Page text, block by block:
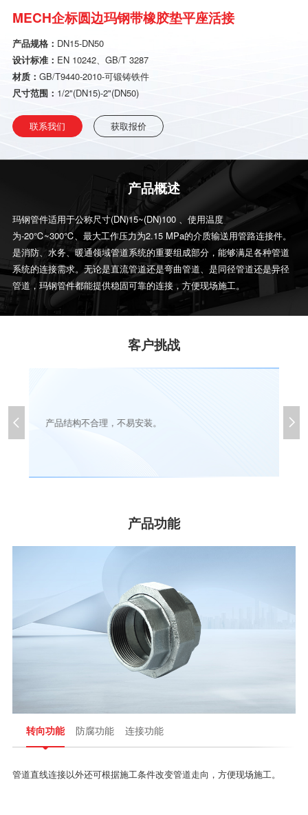
MECH企标圆边玛钢带橡胶垫平座活接
产品规格： DN15-DN50
设计标准： EN 10242、GB/T 3287
材质： GB/T9440-2010-可锻铸铁件
尺寸范围： 1/2"(DN15)-2"(DN50)
联系我们 获取报价
产品概述
玛钢管件适用于公称尺寸(DN)15~(DN)100 、使用温度
为-20℃~300℃、最大工作压力为2.15 MPa的介质输送用管路连接件。
是消防、水务、暖通领域管道系统的重要组成部分，能够满足各种管道
系统的连接需求。无论是直流管道还是弯曲管道、是同径管道还是异径
管道，玛钢管件都能提供稳固可靠的连接，方便现场施工。
客户挑战
产品结构不合理，不易安装。 

产品功能
转向功能 防腐功能 连接功能
管道直线连接以外还可根据施工条件改变管道走向，方便现场施工。